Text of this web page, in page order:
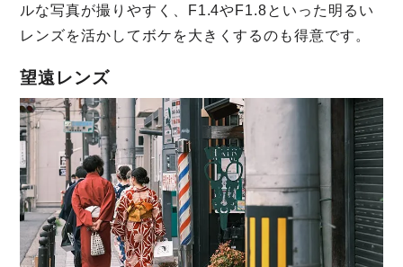
ルな写真が撮りやすく、F1.4やF1.8といった明るい
レンズを活かしてボケを大きくするのも得意です。
望遠レンズ